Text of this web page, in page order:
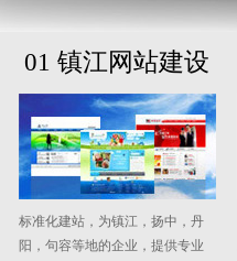
01 镇江网站建设
标准化建站，为镇江，扬中，丹
阳，句容等地的企业，提供专业